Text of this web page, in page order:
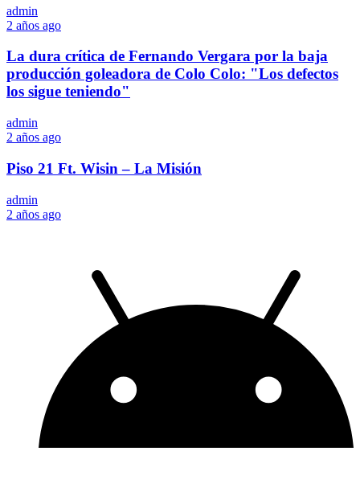
admin
2 años ago
La dura crítica de Fernando Vergara por la baja
producción goleadora de Colo Colo: "Los defectos
los sigue teniendo"
admin
2 años ago
Piso 21 Ft. Wisin – La Misión
admin
2 años ago